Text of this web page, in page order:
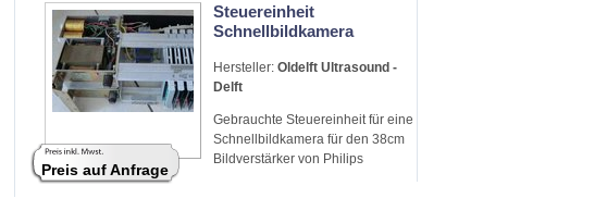
Steuereinheit
Schnellbildkamera
Hersteller: Oldelft Ultrasound -
Delft
Gebrauchte Steuereinheit für eine
Schnellbildkamera für den 38cm
Bildverstärker von Philips
Preis auf Anfrage